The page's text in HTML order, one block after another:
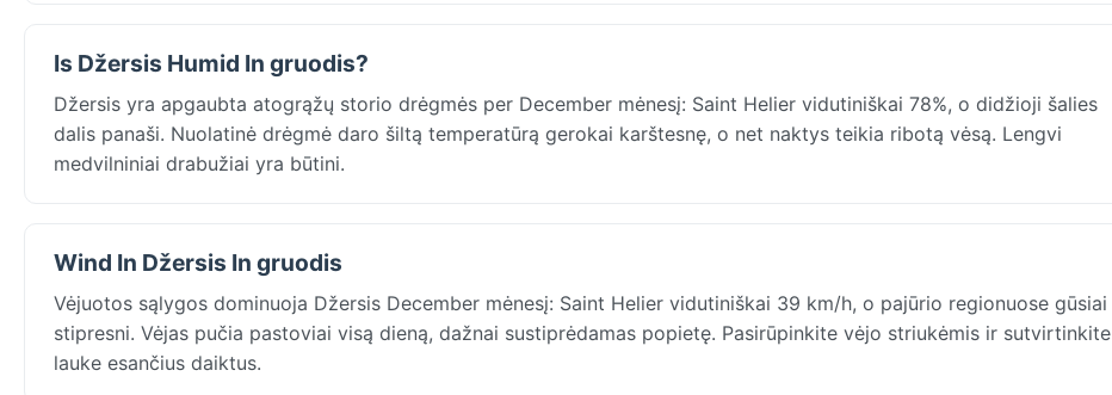
Is Džersis Humid In gruodis?
Džersis yra apgaubta atogrąžų storio drėgmės per December mėnesį: Saint Helier vidutiniškai 78%, o didžioji šalies
dalis panaši. Nuolatinė drėgmė daro šiltą temperatūrą gerokai karštesnę, o net naktys teikia ribotą vėsą. Lengvi
medvilniniai drabužiai yra būtini.
Wind In Džersis In gruodis
Vėjuotos sąlygos dominuoja Džersis December mėnesį: Saint Helier vidutiniškai 39 km/h, o pajūrio regionuose gūsiai
stipresni. Vėjas pučia pastoviai visą dieną, dažnai sustiprėdamas popietę. Pasirūpinkite vėjo striukėmis ir sutvirtinkite
lauke esančius daiktus.